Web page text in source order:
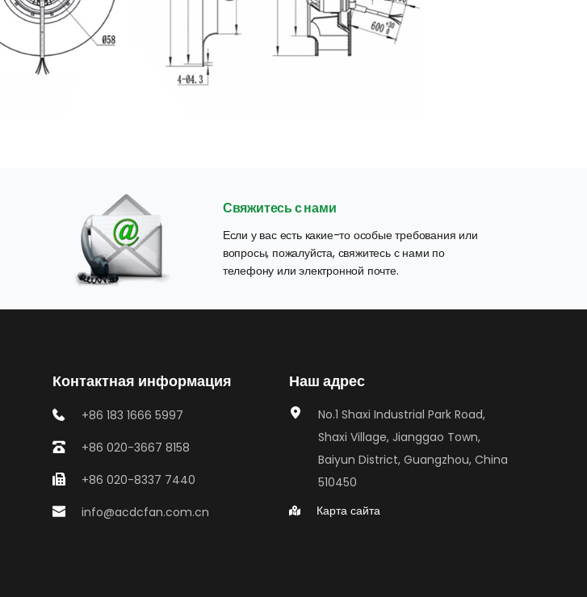
Свяжитесь с нами
Если у вас есть какие-то особые требования или
вопросы, пожалуйста, свяжитесь с нами по
телефону или электронной почте.
Контактная информация
+86 183 1666 5997
+86 020-3667 8158
+86 020-8337 7440
info@acdcfan.com.cn
Наш адрес
No.1 Shaxi Industrial Park Road,
Shaxi Village, Jianggao Town,
Baiyun District, Guangzhou, China
510450
Карта сайта